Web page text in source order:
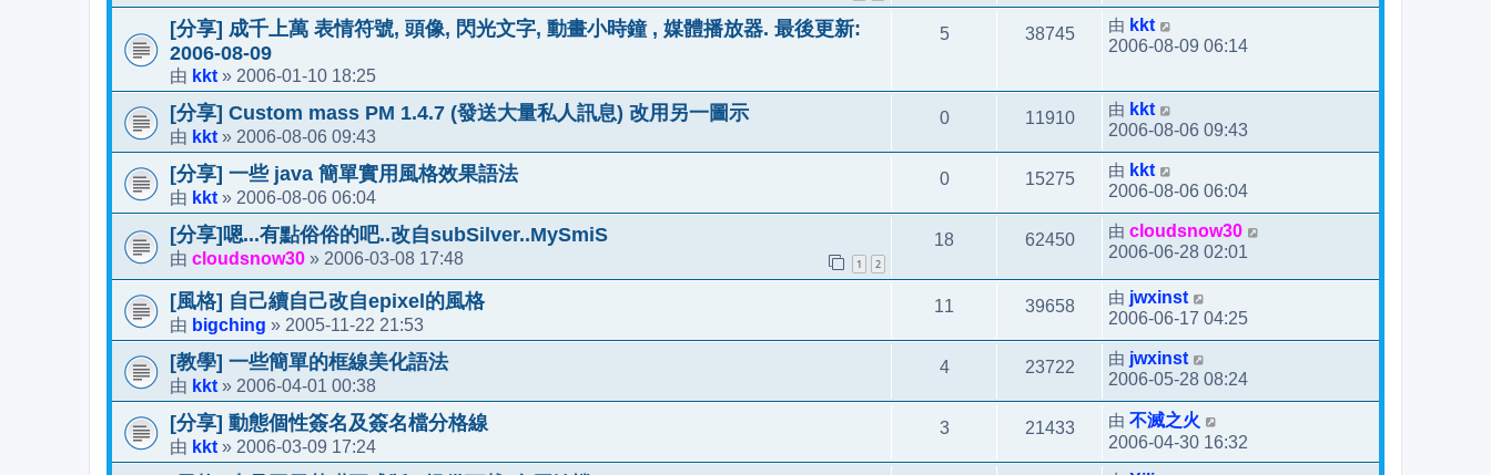
[分享] 成千上萬 表情符號, 頭像, 閃光文字, 動畫小時鐘 , 媒體播放器. 最後更新:
2006-08-09
由 kkt » 2006-01-10 18:25
5 38745 由 kkt
2006-08-09 06:14
[分享] Custom mass PM 1.4.7 (發送大量私人訊息) 改用另一圖示
由 kkt » 2006-08-06 09:43
0 11910 由 kkt
2006-08-06 09:43
[分享] 一些 java 簡單實用風格效果語法
由 kkt » 2006-08-06 06:04
0 15275 由 kkt
2006-08-06 06:04
[分享]嗯...有點俗俗的吧..改自subSilver..MySmiS
由 cloudsnow30 » 2006-03-08 17:48 1 2
18 62450 由 cloudsnow30
2006-06-28 02:01
[風格] 自己續自己改自epixel的風格
由 bigching » 2005-11-22 21:53
11 39658 由 jwxinst
2006-06-17 04:25
[教學] 一些簡單的框線美化語法
由 kkt » 2006-04-01 00:38
4 23722 由 jwxinst
2006-05-28 08:24
[分享] 動態個性簽名及簽名檔分格線
由 kkt » 2006-03-09 17:24
3 21433 由 不滅之火
2006-04-30 16:32